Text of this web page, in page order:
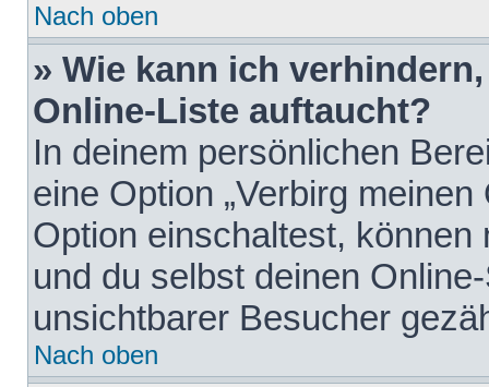
Nach oben
» Wie kann ich
Online-Liste auftaucht?
In deinem persönlichen
eine Option „Verbirg
Option einschaltest,
und du selbst deinen
unsichtbarer Besucher
Nach oben